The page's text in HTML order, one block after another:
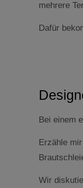
mehrere
Dafür
Bei einem
Erzähle
Wir